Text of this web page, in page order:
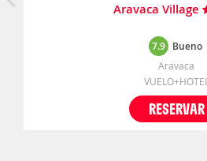
Aravaca Village
7.9 Bueno
Aravaca
VUELO+HOTEL
RESERVAR